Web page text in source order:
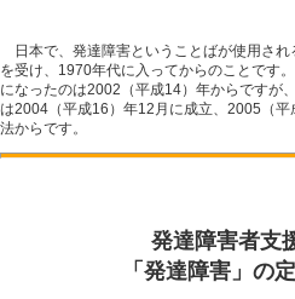
日本で、発達障害ということばが使用さ
を受け、1970年代に入ってからのことです
になったのは2002（平成14）年からですが
は2004（平成16）年12月に成立、2005（
法からです。
発達障害者支
「発達障害」の